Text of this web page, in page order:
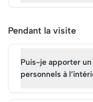
Pendant la visite
Puis-je apporter
personnels à